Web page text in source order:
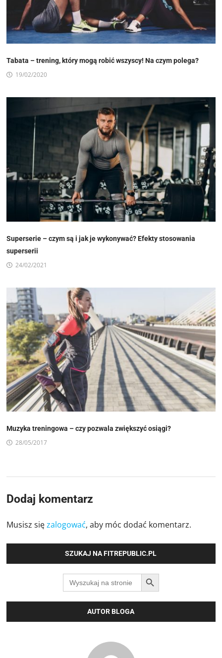
Tabata – trening, który mogą robić wszyscy! Na czym polega?
19/02/2020
Superserie – czym są i jak je wykonywać? Efekty stosowania
superserii
24/02/2021
Muzyka treningowa – czy pozwala zwiększyć osiągi?
28/05/2017
Dodaj komentarz
Musisz sięzalogować, aby móc dodać komentarz.
SZUKAJ NA FITREPUBLIC.PL
Search
for:
SEARCH BUTTON
AUTOR BLOGA